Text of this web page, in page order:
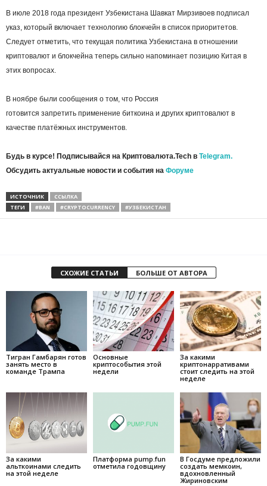
В июле 2018 года президент Узбекистана Шавкат Мирзивоев подписал
указ, который включает технологию блокчейн в список приоритетов.
Следует отметить, что текущая политика Узбекистана в отношении
криптовалют и блокчейна теперь сильно напоминает позицию Китая в
этих вопросах.
В ноябре были сообщения о том, что Россия
готовится запретить применение биткоина и других криптовалют в
качестве платёжных инструментов.
Будь в курсе! Подписывайся на Криптовалюта.Tech в Telegram.
Обсудить актуальные новости и события на Форуме
ИСТОЧНИК
ССЫЛКА
ТЕГИ
#BAN #CRYPTOCURRENCY #УЗБЕКИСТАН
СХОЖИЕ СТАТЬИ БОЛЬШЕ ОТ АВТОРА
Тигран Гамбарян готов
занять место в
команде Трампа
Основные
криптособытия этой
недели
За какими
криптонарративами
стоит следить на этой
неделе
За какими
альткоинами следить
на этой неделе
Платформа pump.fun
отметила годовщину
В Госдуме предложили
создать мемкоин,
вдохновленный
Жириновским